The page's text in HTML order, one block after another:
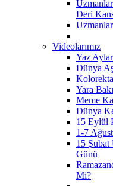
Deri
Videolarımız
Yaz
Dünya
Yara
Meme
Dünya
15 Eylül
1-7
15 Şubat
Günü
Mi?